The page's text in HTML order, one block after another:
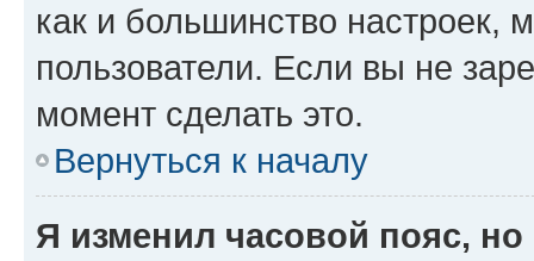
как и большинство настроек,
пользователи. Если вы не
момент сделать это.
Вернуться к началу
Я изменил часовой пояс,